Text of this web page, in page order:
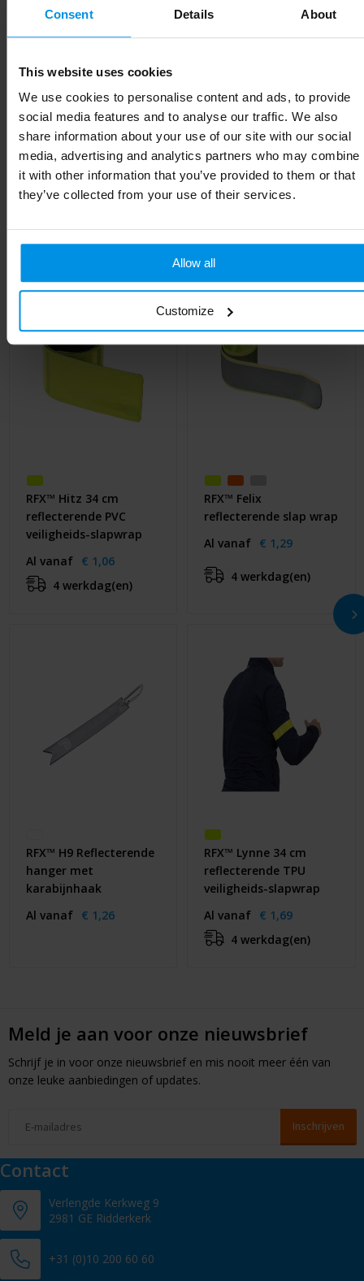
Consent Details About
This website uses cookies
We use cookies to personalise content and ads, to provide
social media features and to analyse our traffic. We also
share information about your use of our site with our social
media, advertising and analytics partners who may combine
it with other information that you’ve provided to them or that
they’ve collected from your use of their services.
Allow all
Customize
Materiaal TPU-kunststof
EAN-code 8713159580775
Kleur
Breedte 3 cm
Gerelateerde producten
RFX™ Hitz 34 cm
reflecterende PVC
veiligheids-slapwrap
Al vanaf € 1,06
4 werkdag(en)
RFX™ Felix
reflecterende slap wrap
Al vanaf € 1,29
4 werkdag(en)
RFX™ H9 Reflecterende
hanger met
karabijnhaak
Al vanaf € 1,26
RFX™ Lynne 34 cm
reflecterende TPU
veiligheids-slapwrap
Al vanaf € 1,69
4 werkdag(en)
Meld je aan voor onze nieuwsbrief
Schrijf je in voor onze nieuwsbrief en mis nooit meer één van
onze leuke aanbiedingen of updates.
Contact
Verlengde Kerkweg 9
2981 GE Ridderkerk
+31 (0)10 200 60 60